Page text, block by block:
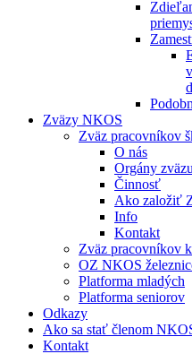
Zväzy NKOS
Zväz pracovníkov
O nás
Orgány zväzu
Činnosť
Ako založiť
Info
Kontakt
Zväz pracovníkov
OZ NKOS
Platforma mladých
Platforma seniorov
Odkazy
Ako sa stať členom
Kontakt